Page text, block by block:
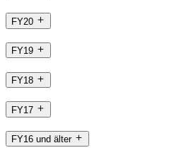
FY20
FY19
FY18
FY17
FY16 und älter